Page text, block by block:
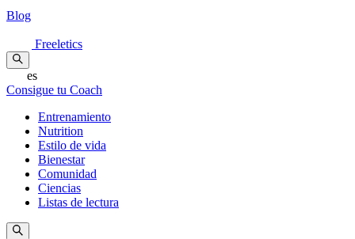
Blog
Freeletics
es
Consigue tu Coach
Entrenamiento
Nutrition
Estilo de vida
Bienestar
Comunidad
Ciencias
Listas de lectura